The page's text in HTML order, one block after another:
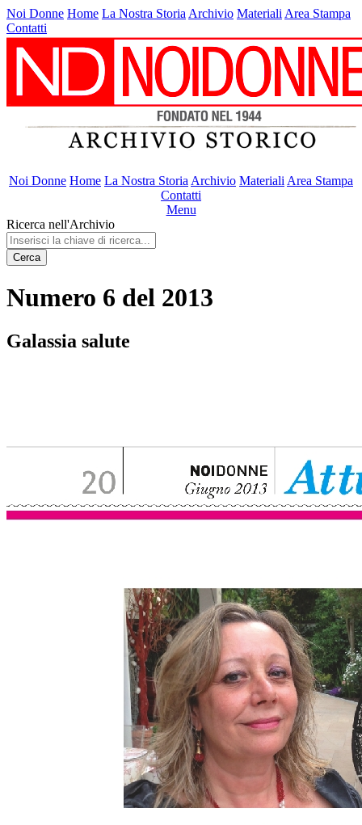
Noi Donne Home La Nostra Storia Archivio Materiali Area Stampa
Contatti
Noi Donne Home La Nostra Storia Archivio Materiali Area Stampa
Contatti
Menu
Ricerca nell'Archivio
Cerca
Numero 6 del 2013
Galassia salute